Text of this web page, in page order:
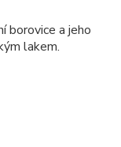
borovice a jeho
lakem.